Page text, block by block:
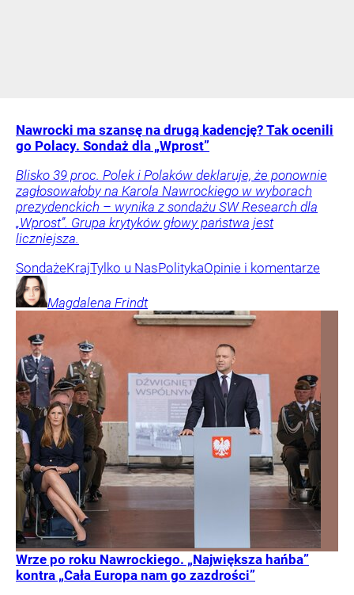
Nawrocki ma szansę na drugą kadencję? Tak ocenili
go Polacy. Sondaż dla „Wprost”
Blisko 39 proc. Polek i Polaków deklaruje, że ponownie
zagłosowałoby na Karola Nawrockiego w wyborach
prezydenckich – wynika z sondażu SW Research dla
„Wprost”. Grupa krytyków głowy państwa jest
liczniejsza.
SondażeKrajTylko u NasPolitykaOpinie i komentarze
Magdalena Frindt
Wrze po roku Nawrockiego. „Największa hańba”
kontra „Cała Europa nam go zazdrości”